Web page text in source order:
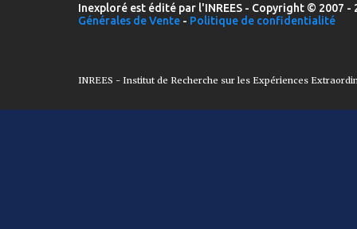
Inexploré est édité par l'INREES - Copyright © 2007
Générales de Vente - Politique de confidentialité
INREES - Institut de Recherche sur les Expériences